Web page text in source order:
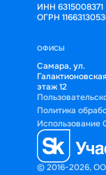
ИНН 6315008371
ОГРН
ОФИСЫ
Самара, ул.
этаж 12
© 2016-2026,
Политика
Использование